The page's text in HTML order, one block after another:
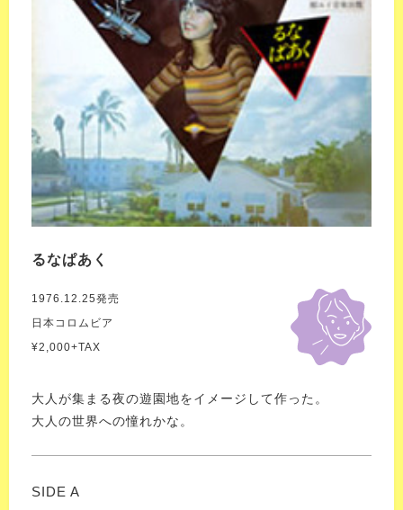
るなぱあく
1976.12.25発売
日本コロムビア
¥2,000+TAX
大人が集まる夜の遊園地をイメージして作った。
大人の世界への憧れかな。
SIDE A